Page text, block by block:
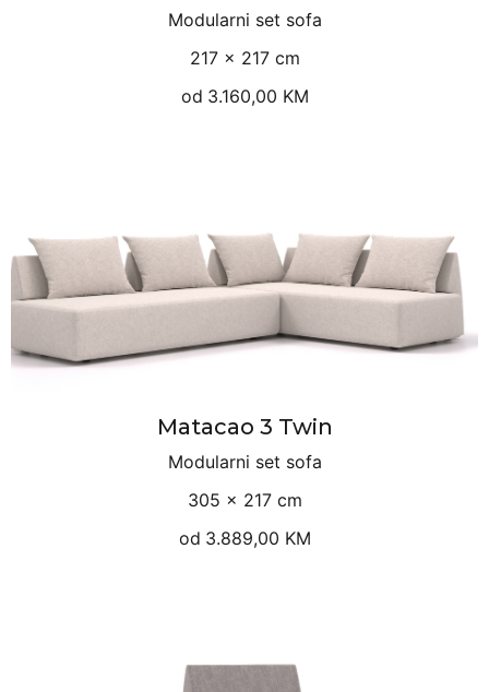
Modularni set sofa
217 × 217 cm
od 3.160,00 KM
Matacao 3 Twin
Modularni set sofa
305 × 217 cm
od 3.889,00 KM